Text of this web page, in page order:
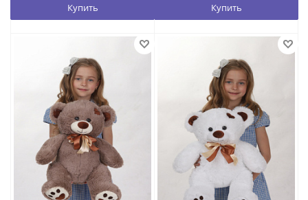
Купить Купить